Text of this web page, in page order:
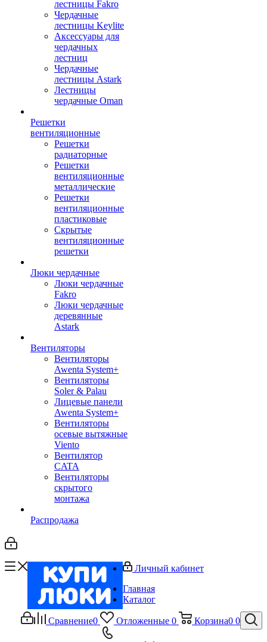
лестницы Fakro
Чердачные
лестницы Keylite
Аксессуары для
чердачных
лестниц
Чердачные
лестницы Astark
Лестницы
чердачные Oman
Решетки
вентиляционные
Решетки
радиаторные
Решетки
вентиляционные
металлические
Решетки
вентиляционные
пластиковые
Скрытые
вентиляционные
решетки
Люки чердачные
Люки чердачные
Fakro
Люки чердачные
деревянные
Astark
Вентиляторы
Вентиляторы
Awenta System+
Вентиляторы
Soler & Palau
Лицевые панели
Awenta System+
Вентиляторы
осевые вытяжные
Viento
Вентилятор
CATA
Вентиляторы
скрытого
монтажа
Распродажа
Сравнение0 Отложенные 0 Корзина0 0
Личный кабинет
Главная
Каталог